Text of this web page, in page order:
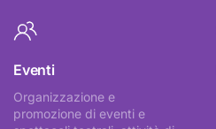
Eventi
Organizzazione e
promozione di eventi e